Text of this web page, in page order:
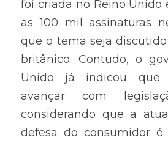
foi criada no Reino Unido
as 100 mil assinaturas
que o tema seja
britânico. Contudo, o
Unido já indicou que
avançar com
considerando que a
defesa do consumidor é